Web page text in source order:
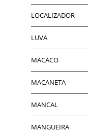
LOCALIZADOR
LUVA
MACACO
MACANETA
MANCAL
MANGUEIRA